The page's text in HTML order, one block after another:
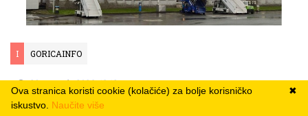
I GORICAINFO
20. travnja 2026. 13:12
Zračna luka Pleso: Na današnji dan 1962.
✖
Ova stranica koristi cookie (kolačiće) za bolje korisničko
iskustvo. Naučite više